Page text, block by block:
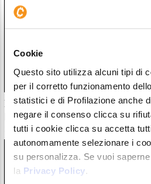
Cookie
Questo sito utilizza alcuni tipi di
per il corretto funzionamento
statistici e di Profilazione anche
negare il consenso clicca su
tutti i cookie clicca su accetta
autonomamente selezionare i
su personalizza. Se vuoi
la Privacy Policy.
Il “nuovo Warren Buffett” crolla
però è ancora leader
28/07/26 20:17